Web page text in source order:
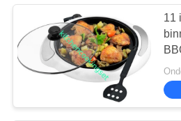
CONTACTEER
roestvrij
cookware
11